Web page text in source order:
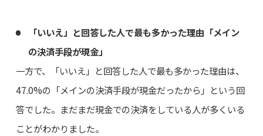
「いいえ」と回答した人で最も多かった理由「メイン
の決済手段が現金」
一方で、「いいえ」と回答した人で最も多かった理由は、
47.0%の「メインの決済手段が現金だったから」という回
答でした。まだまだ現金での決済をしている人が多くいる
ことがわかりました。